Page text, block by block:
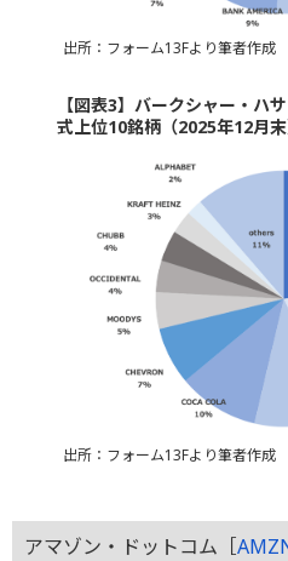
出所：フォーム13Fより筆者作成
【図表3】バークシャー・ハ
式上位10銘柄（2025年12月末
出所：フォーム13Fより筆者作成
アマゾン・ドットコム［